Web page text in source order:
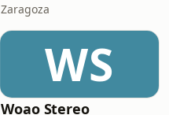
Zaragoza
WS
Woao Stereo